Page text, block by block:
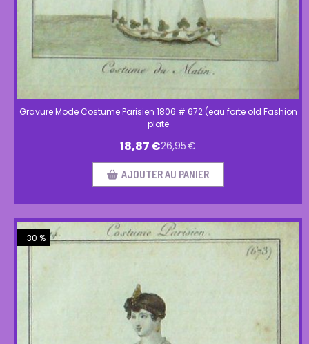
Gravure Mode Costume Parisien 1806 # 672 (eau forte old Fashion
plate
18,87€26,95€
AJOUTER AU PANIER
-30 %